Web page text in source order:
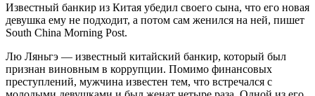
Известный банкир из Китая убедил своего сына, что его новая
девушка ему не подходит, а потом сам женился на ней, пишет
South China Morning Post.
Лю Ляньгэ — известный китайский банкир, который был
признан виновным в коррупции. Помимо финансовых
преступлений, мужчина известен тем, что встречался с